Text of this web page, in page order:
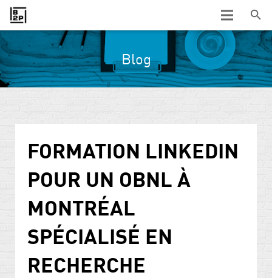
Blog
FORMATION LINKEDIN
POUR UN OBNL À
MONTRÉAL
SPÉCIALISÉ EN
RECHERCHE